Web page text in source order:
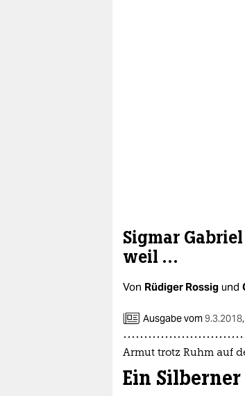
Sigmar
weil …
Von Rüdiger Rossig und
Ausgabe vom9.3.2018,
Armut trotz Ruhm auf
Ein